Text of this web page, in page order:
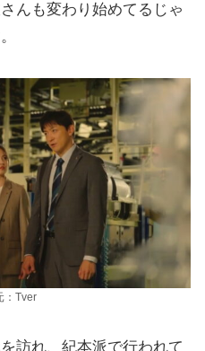
んも変わり始めてるじゃ
：Tver
訪れ、紀本派で行われて